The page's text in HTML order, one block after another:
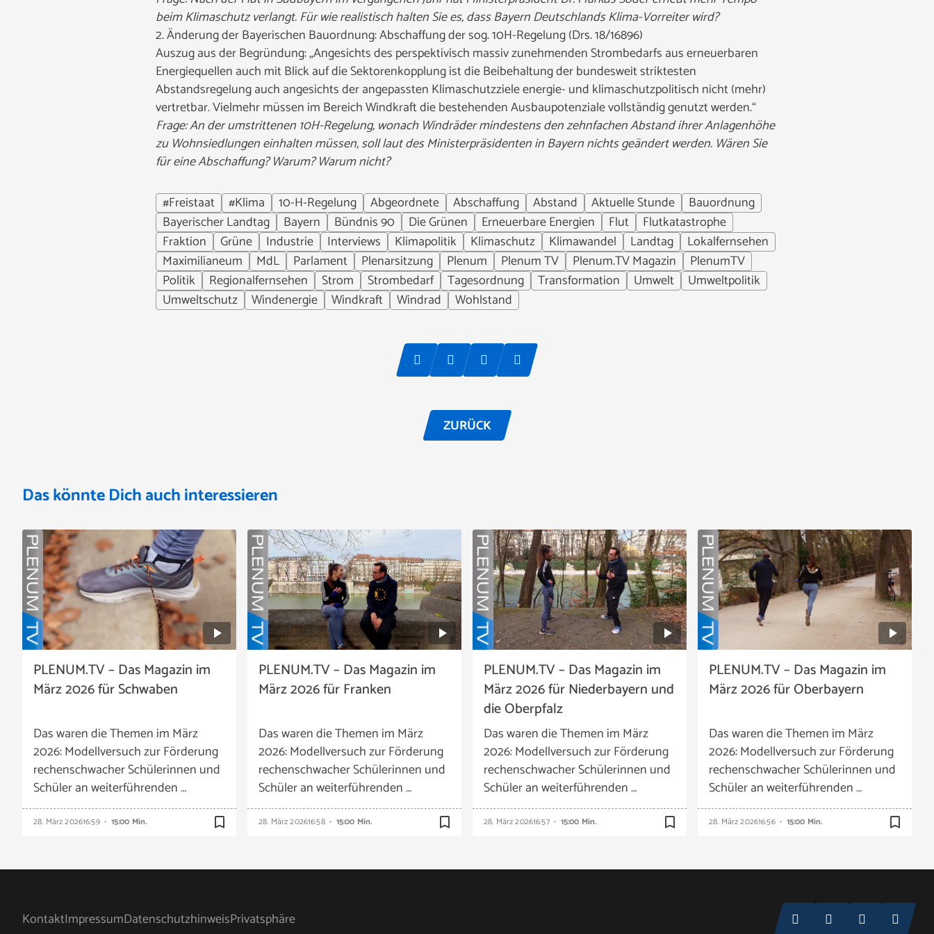
beim Klimaschutz verlangt. Für wie realistisch halten Sie es, dass Bayern Deutschlands Klima-Vorreiter wird?
2. Änderung der Bayerischen Bauordnung: Abschaffung der sog. 10H-Regelung (Drs. 18/16896)
Auszug aus der Begründung: „Angesichts des perspektivisch massiv zunehmenden Strombedarfs aus erneuerbaren
Energiequellen auch mit Blick auf die Sektorenkopplung ist die Beibehaltung der bundesweit striktesten
Abstandsregelung auch angesichts der angepassten Klimaschutzziele energie- und klimaschutzpolitisch nicht (mehr)
vertretbar. Vielmehr müssen im Bereich Windkraft die bestehenden Ausbaupotenziale vollständig genutzt werden.“
Frage: An der umstrittenen 10H-Regelung, wonach Windräder mindestens den zehnfachen Abstand ihrer Anlagenhöhe
zu Wohnsiedlungen einhalten müssen, soll laut des Ministerpräsidenten in Bayern nichts geändert werden. Wären Sie
für eine Abschaffung? Warum? Warum nicht?
#Freistaat
#Klima 10-H-Regelung Abgeordnete Abschaffung Abstand Aktuelle Stunde
Bauordnung
Bayerischer Landtag
Bayern Bündnis 90 Die Grünen Erneuerbare Energien Flut
Flutkatastrophe
Fraktion
Grüne Industrie Interviews Klimapolitik Klimaschutz Klimawandel Landtag
Lokalfernsehen
Maximilianeum
MdL Parlament Plenarsitzung Plenum Plenum TV Plenum.TV Magazin
PlenumTV
Politik
Regionalfernsehen Strom Strombedarf Tagesordnung Transformation Umwelt
Umweltpolitik
Umweltschutz
Windenergie Windkraft Windrad Wohlstand
ZURÜCK
Das könnte Dich auch interessieren
PLENUM.TV – Das Magazin im
März 2026 für Schwaben
Das waren die Themen im März
2026: Modellversuch zur Förderung
rechenschwacher Schülerinnen und
Schüler an weiterführenden …
28. März 202616:59 15:00 Min. bookmark_border
PLENUM.TV – Das Magazin im
März 2026 für Franken
Das waren die Themen im März
2026: Modellversuch zur Förderung
rechenschwacher Schülerinnen und
Schüler an weiterführenden …
28. März 202616:58 15:00 Min. bookmark_border
PLENUM.TV – Das Magazin im
März 2026 für Niederbayern und
die Oberpfalz
Das waren die Themen im März
2026: Modellversuch zur Förderung
rechenschwacher Schülerinnen und
Schüler an weiterführenden …
28. März 202616:57 15:00 Min. bookmark_border
PLENUM.TV – Das Magazin im
März 2026 für Oberbayern
Das waren die Themen im März
2026: Modellversuch zur Förderung
rechenschwacher Schülerinnen und
Schüler an weiterführenden …
28. März 202616:56 15:00 Min. bookmark_border
KontaktImpressumDatenschutzhinweisPrivatsphäre